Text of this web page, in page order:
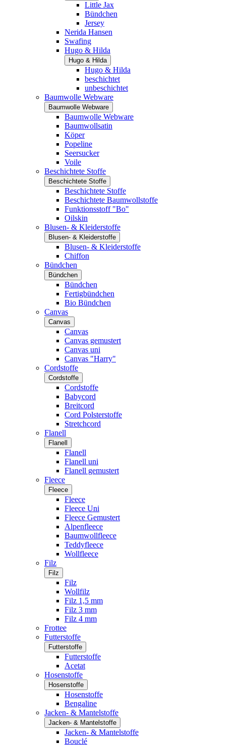
Little Jax
Bündchen
Jersey
Nerida Hansen
Swafing
Hugo & Hilda
Hugo & Hilda
Hugo & Hilda
beschichtet
unbeschichtet
Baumwolle Webware
Baumwolle Webware
Baumwolle Webware
Baumwollsatin
Köper
Popeline
Seersucker
Voile
Beschichtete Stoffe
Beschichtete Stoffe
Beschichtete Stoffe
Beschichtete Baumwollstoffe
Funktionsstoff "Bo"
Oilskin
Blusen- & Kleiderstoffe
Blusen- & Kleiderstoffe
Blusen- & Kleiderstoffe
Chiffon
Bündchen
Bündchen
Bündchen
Fertigbündchen
Bio Bündchen
Canvas
Canvas
Canvas
Canvas gemustert
Canvas uni
Canvas "Harry"
Cordstoffe
Cordstoffe
Cordstoffe
Babycord
Breitcord
Cord Polsterstoffe
Stretchcord
Flanell
Flanell
Flanell
Flanell uni
Flanell gemustert
Fleece
Fleece
Fleece
Fleece Uni
Fleece Gemustert
Alpenfleece
Baumwollfleece
Teddyfleece
Wollfleece
Filz
Filz
Filz
Wollfilz
Filz 1,5 mm
Filz 3 mm
Filz 4 mm
Frottee
Futterstoffe
Futterstoffe
Futterstoffe
Acetat
Hosenstoffe
Hosenstoffe
Hosenstoffe
Bengaline
Jacken- & Mantelstoffe
Jacken- & Mantelstoffe
Jacken- & Mantelstoffe
Bouclé